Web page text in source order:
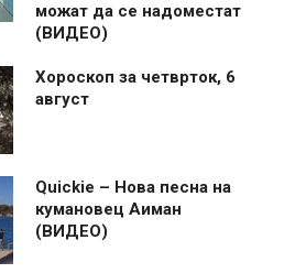
можат да се надоместат
(ВИДЕО)
Хороскоп за четврток, 6
август
Quickie – Нова песна на
кумановец Аиман
(ВИДЕО)